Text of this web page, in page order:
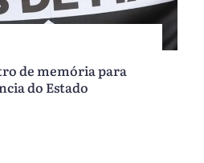
de memória para
do Estado